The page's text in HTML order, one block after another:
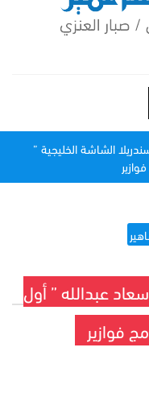
الشاشة الخليجية ”
عبدالله ” أول
فوازير